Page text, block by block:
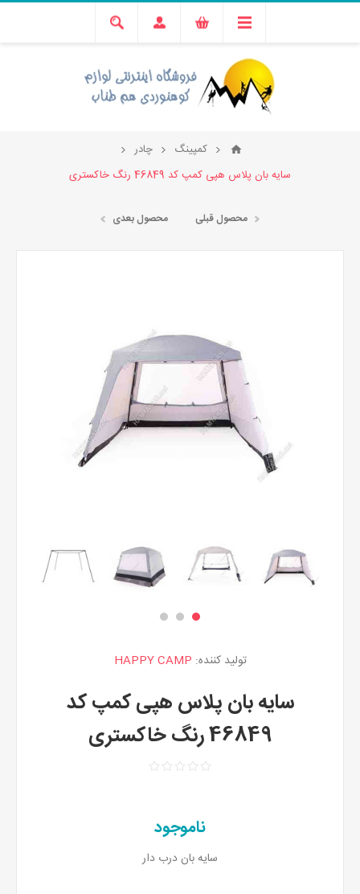
کمپینگ
چادر
سایه بان پلاس هپی کمپ کد 46849 رنگ خاکستری
محصول قبلی محصول بعدی
تولید کننده: HAPPY CAMP
سایه بان پلاس هپی کمپ کد
46849 رنگ خاکستری
ناموجود
سایه بان درب دار